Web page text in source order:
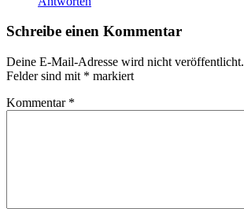
Schreibe einen Kommentar
Deine E-Mail-Adresse wird nicht veröffentlicht.
Felder sind mit * markiert
Kommentar *